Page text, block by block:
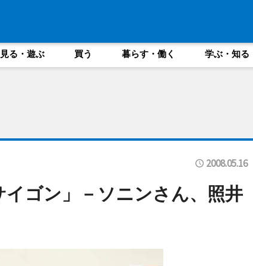
見る・遊ぶ 買う 暮らす・働く 学ぶ・知る
2008.05.16
ゴン」－ソニンさん、照井